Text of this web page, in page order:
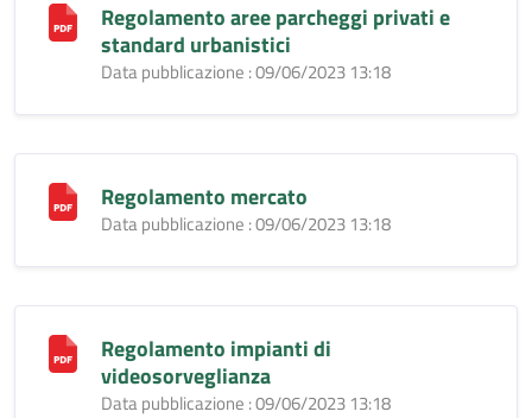
Regolamento aree parcheggi privati e
standard urbanistici
Data pubblicazione : 09/06/2023 13:18
Regolamento mercato
Data pubblicazione : 09/06/2023 13:18
Regolamento impianti di
videosorveglianza
Data pubblicazione : 09/06/2023 13:18